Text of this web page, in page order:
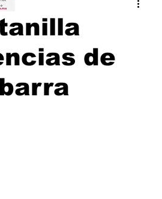
Invitadas Indaba Editorial
Baja California
de